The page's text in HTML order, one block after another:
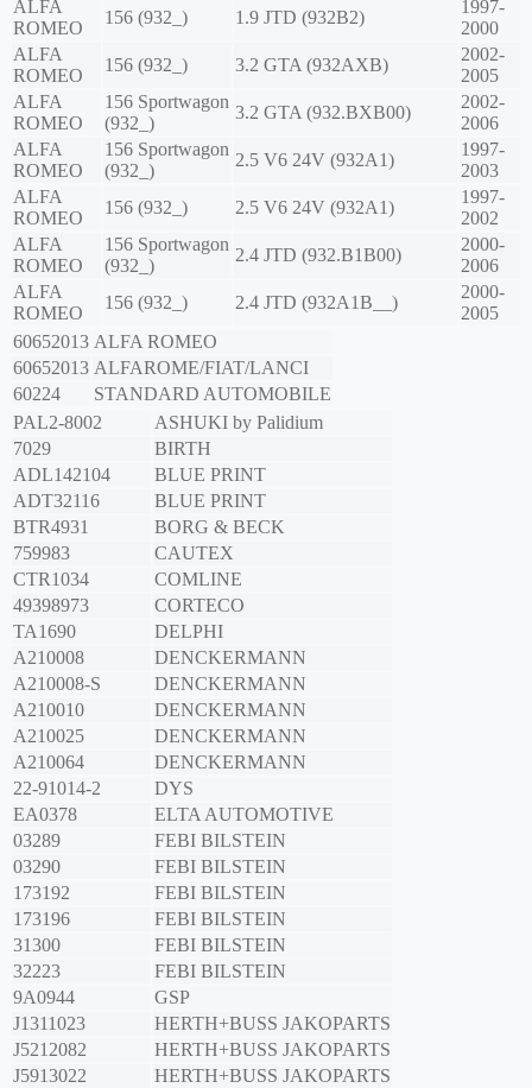
ALFA
ROMEO
156 (932_) 1.9 JTD (932B2)
1997-
2000
ALFA
ROMEO
156 (932_) 3.2 GTA (932AXB)
2002-
2005
ALFA
ROMEO
156 Sportwagon
(932_)
3.2 GTA (932.BXB00)
2002-
2006
ALFA
ROMEO
156 Sportwagon
(932_)
2.5 V6 24V (932A1)
1997-
2003
ALFA
ROMEO
156 (932_) 2.5 V6 24V (932A1)
1997-
2002
ALFA
ROMEO
156 Sportwagon
(932_)
2.4 JTD (932.B1B00)
2000-
2006
ALFA
ROMEO
156 (932_) 2.4 JTD (932A1B__)
2000-
2005
60652013 ALFA ROMEO
60652013 ALFAROME/FIAT/LANCI
60224
STANDARD AUTOMOBILE
PAL2-8002
ASHUKI by Palidium
7029
BIRTH
ADL142104
BLUE PRINT
ADT32116
BLUE PRINT
BTR4931
BORG & BECK
759983
CAUTEX
CTR1034
COMLINE
49398973
CORTECO
TA1690
DELPHI
A210008
DENCKERMANN
A210008-S
DENCKERMANN
A210010
DENCKERMANN
A210025
DENCKERMANN
A210064
DENCKERMANN
22-91014-2
DYS
EA0378
ELTA AUTOMOTIVE
03289
FEBI BILSTEIN
03290
FEBI BILSTEIN
173192
FEBI BILSTEIN
173196
FEBI BILSTEIN
31300
FEBI BILSTEIN
32223
FEBI BILSTEIN
9A0944
GSP
J1311023
HERTH+BUSS JAKOPARTS
J5212082
HERTH+BUSS JAKOPARTS
J5913022
HERTH+BUSS JAKOPARTS